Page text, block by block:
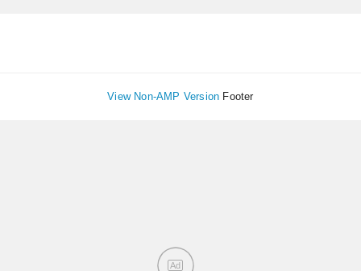
View Non-AMP Version Footer
Ad